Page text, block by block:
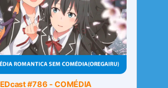
#786 - COMÉDIA